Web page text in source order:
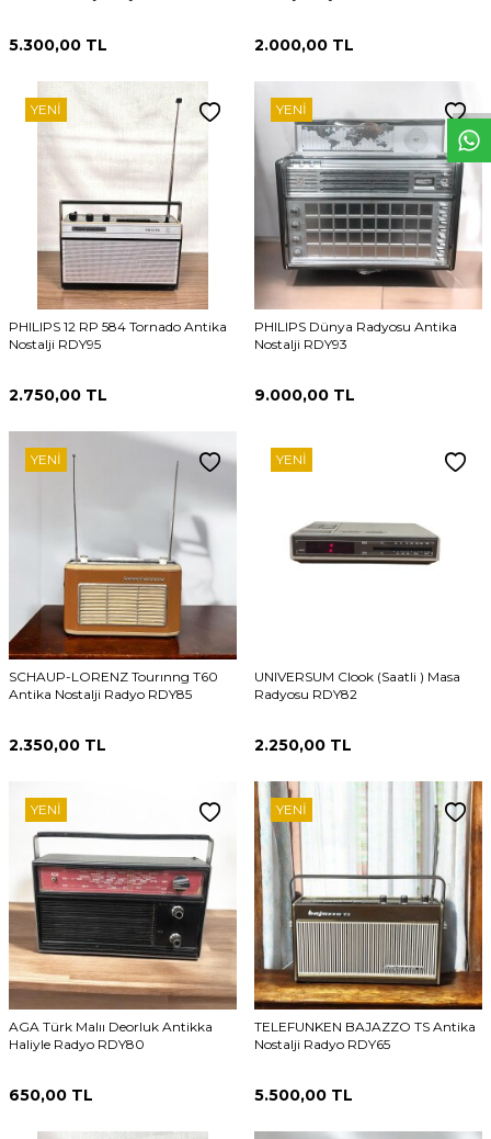
WhtsppDeseHatt
5.300,00 TL 2.000,00 TL
YENI
PHILIPS 12 RP 584 Tornado Antika
Nostalji RDY95
2.750,00 TL
YENI
PHILIPS Dünya Radyosu Antika
Nostalji RDY93
9.000,00 TL
YENI
SCHAUP-LORENZ Tourınng T60
Antika Nostalji Radyo RDY85
2.350,00 TL
YENI
UNIVERSUM Clook (Saatli ) Masa
Radyosu RDY82
2.250,00 TL
YENI
AGA Türk Malıı Deorluk Antikka
Haliyle Radyo RDY80
650,00 TL
YENI
TELEFUNKEN BAJAZZO TS Antika
Nostalji Radyo RDY65
5.500,00 TL